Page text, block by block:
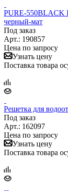
PURE-550BLACK
черный-мат
Под заказ
Арт.: 190857
Цена по запросу
Узнать цену
Поставка товара
Решетка для
Под заказ
Арт.: 162097
Цена по запросу
Узнать цену
Поставка товара